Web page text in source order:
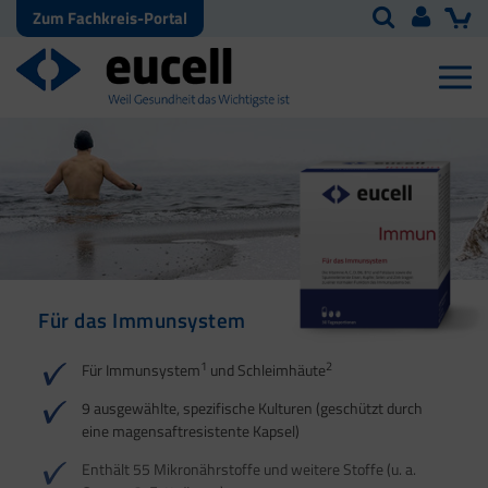
Zum Fachkreis-Portal
Für das Immunsystem
Für Immunsystem1 und Schleimhäute2
9 ausgewählte, spezifische Kulturen (geschützt durch
eine magensaftresistente Kapsel)
Enthält 55 Mikronährstoffe und weitere Stoffe (u. a.
Für Haut, Haare und
4
Für Ihre natürliche